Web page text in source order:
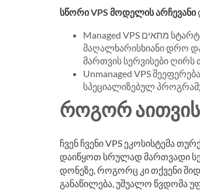
სწორი VPS მოდელის არჩევანი
Managed VPS מתאים სტარტაპებს, ელექტრონულ კომერციასა და სააგენტოებს, რომლებსაც სურთ
მაღალხარისხიანი დრო და
მართვის სერვისები
Unmanaged VPS
სპეციალიზებულ
ᲠᲝᲒᲝᲠ
ჩვენ ჩვენი VPS ეკოსისტემა
დაიწყოთ სრულად მართვადი
დონეზე, როგორც კი თქვენი
განაწილება, უშუალო წვდომა